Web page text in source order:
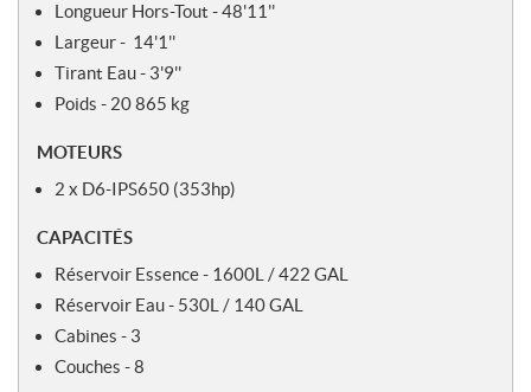
Longueur Hors-Tout - 48'11''
Largeur - 14'1''
Tirant Eau - 3'9''
Poids - 20 865 kg
MOTEURS
2 x D6-IPS650 (353hp)
CAPACITÉS
Réservoir Essence - 1600L / 422 GAL
Réservoir Eau - 530L / 140 GAL
Cabines - 3
Couches - 8